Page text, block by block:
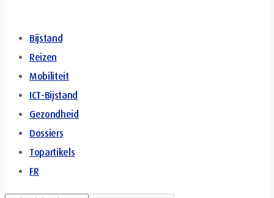
Bijstand
Reizen
Mobiliteit
ICT-Bijstand
Gezondheid
Dossiers
Topartikels
FR